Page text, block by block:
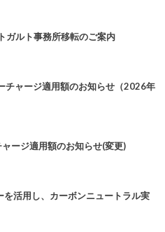
ガルト事務所移転のご案内
チャージ適用額のお知らせ（2026年
ージ適用額のお知らせ(変更)
活用し、カーボンニュートラル実